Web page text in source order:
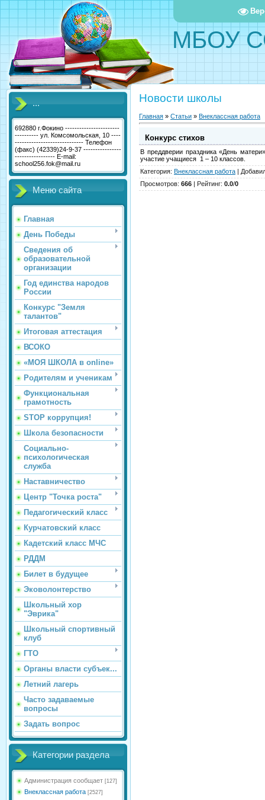
МБОУ
...
692880 г.Фокино -----------------------
---------- ул. Комсомольская, 10 ----
----------------------------- Телефон
(факс) (42339)24-9-37 ----------------
----------------- E-mail:
school256.fok@mail.ru
Меню сайта
Главная
День Победы
Сведения об
образовательной
организации
Год единства народов
России
Конкурс "Земля
талантов"
Итоговая аттестация
ВСОКО
«МОЯ ШКОЛА в online»
Родителям и ученикам
Функциональная
грамотность
STOP коррупция!
Школа безопасности
Социально-
психологическая
служба
Наставничество
Центр "Точка роста"
Педагогический класс
Курчатовский класс
Кадетский класс МЧС
РДДМ
Билет в будущее
Эковолонтерство
Школьный хор
"Эврика"
Школьный спортивный
клуб
ГТО
Органы власти субъек...
Летний лагерь
Часто задаваемые
вопросы
Задать вопрос
Категории раздела
Администрация сообщает [127]
Внеклассная работа [2527]
Новости школы
Главная » Статьи » Внеклассная работа
Конкурс стихов
В преддверии праздника «День
участие учащиеся 1 – 10 классов.
Категория: Внеклассная работа |
Просмотров: 666 | Рейтинг: 0.0/0